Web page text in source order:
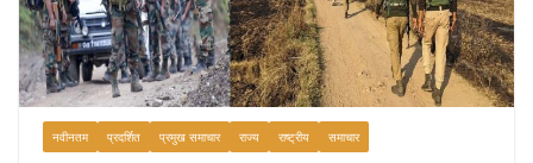
नवीनतम प्रदर्शित प्रमुख समाचार राज्य राष्ट्रीय समाचार